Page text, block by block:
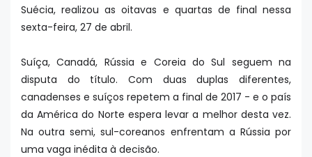
Suécia, realizou as oitavas e quartas de final nessa
sexta-feira, 27 de abril.
Suíça, Canadá, Rússia e Coreia do Sul seguem na
disputa do título. Com duas duplas diferentes,
canadenses e suíços repetem a final de 2017 - e o país
da América do Norte espera levar a melhor desta vez.
Na outra semi, sul-coreanos enfrentam a Rússia por
uma vaga inédita à decisão.